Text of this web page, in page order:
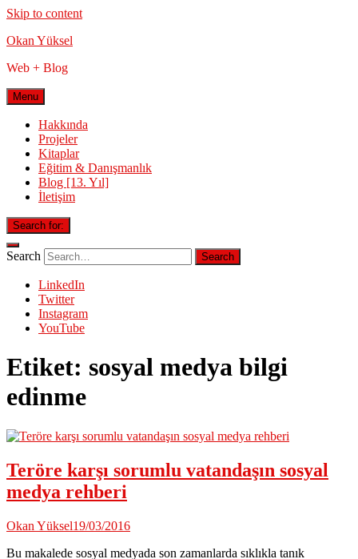
Skip to content
Okan Yüksel
Web + Blog
Menu
Hakkında
Projeler
Kitaplar
Eğitim & Danışmanlık
Blog [13. Yıl]
İletişim
Search for:
Search
LinkedIn
Twitter
Instagram
YouTube
Etiket: sosyal medya bilgi
edinme
Teröre karşı sorumlu vatandaşın sosyal
medya rehberi
Okan Yüksel19/03/2016
Bu makalede sosyal medyada son zamanlarda sıklıkla tanık